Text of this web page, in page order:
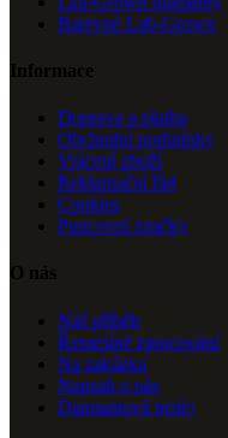
Barevné Lab-Grown
Informace
Doprava a platba
Obchodní podmínky
Vrácení zboží
Reklamační řád
Cookies
Puncovní značky
O nás
Náš příběh
Řemeslné zpracování
Na zakázku
Napsali o nás
Diamantová trofej